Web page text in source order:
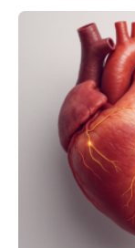
Oncology,
aus Gewebe
sogenannte
vorab zu
wirken. Dabei
als Biomarker
dienen könnte.
häufigsten